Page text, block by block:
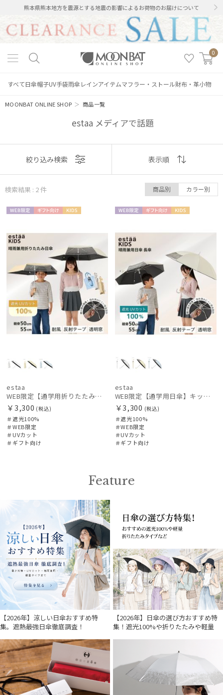
熊本県熊本地方を震源とする地震の影響によるお荷物のお届けについて
0
すべて日傘帽子UV手袋雨傘 レインアイテムマフラー・ストール財布・革小物
MOONBAT ONLINE SHOP ＞商品一覧
estaa メディアで話題
レディース メンズ キッズ
カテゴリー
ブランド
カラー
価格・割引率
在庫表示
販売状況
入荷状況
表示
おすすめ
価格の高い
順
価格の低い
順
人気順
売上点数順
絞り込み検索 表示順
検索結果 : 2件 商品別 カラー別
estaa
WEB限定【通学用折りたたみ日傘】キッズ日傘 プレーン 遮光100 UV100 耐風
￥3,300 (税込)
＃遮光100%
＃WEB限定
＃UVカット
＃ギフト向け
estaa
WEB限定【通学用日傘】キッズ日傘 プレーン 遮光100 UV100 耐風
￥3,300 (税込)
＃遮光100%
＃WEB限定
＃UVカット
＃ギフト向け
Feature
【2026年】涼しい日傘おすすめ特
集。遮熱最強日傘徹底調査！
【2026年】日傘の選び方おすすめ特
集！遮光100%や折りたたみや軽量